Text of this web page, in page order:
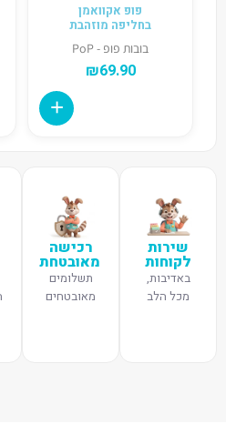
פופ אקוואמן
בחליפה מוזהבת
בובות פופ - PoP
₪69.90
שירות
לקוחות
באדיבות,
מכל הלב
רכישה
מאובטחת
תשלומים
מאובטחים